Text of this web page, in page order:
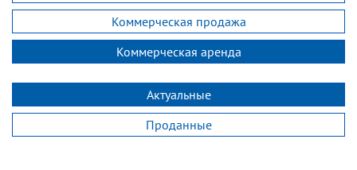
Коммерческая продажа
Коммерческая аренда
Актуальные
Проданные